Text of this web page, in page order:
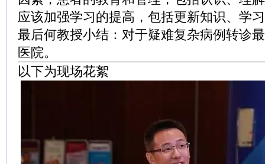
应该加强学习的提高，包括更新知识、学
最后何教授小结：对于疑难复杂病例转诊
医院。
以下为现场花絮